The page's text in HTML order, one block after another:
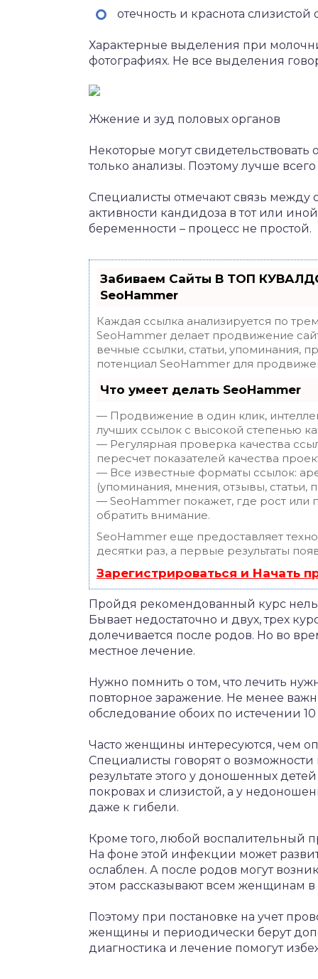
отечность и краснота слизистой
Характерные выделения при
фотографиях. Не все выделения
Жжение и зуд половых органов
Некоторые могут
только анализы. Поэтому лучше всего
Специалисты отмечают связь
активности кандидоза в тот или
беременности – процесс не простой.
Забиваем Сайты В ТОП
SeoHammer
Каждая ссылка анализируется по
SeoHammer делает продвижение
вечные ссылки, статьи, упоминания,
потенциал SeoHammer для
Что умеет делать SeoHammer
— Продвижение в один клик,
лучших ссылок с высокой степенью
— Регулярная проверка качества
пересчет показателей качества
— Все известные форматы ссылок:
(упоминания, мнения, отзывы, статьи,
— SeoHammer покажет, где рост или
обратить внимание.
SeoHammer еще предоставляет
десятки раз, а первые результаты
Зарегистрироваться и Начать
Пройдя рекомендованный курс
Бывает недостаточно и двух, трех
долечивается после родов. Но во
местное лечение.
Нужно помнить о том, что лечить
повторное заражение. Не менее
обследование обоих по истечении
Часто женщины интересуются, чем
Специалисты говорят о
результате этого у доношенных
покровах и слизистой, а у
даже к гибели.
Кроме того, любой воспалительный
На фоне этой инфекции может
ослаблен. А после родов могут
этом рассказывают всем женщинам
Поэтому при постановке на учет
женщины и периодически берут
диагностика и лечение помогут